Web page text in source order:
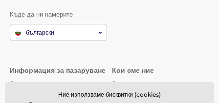
Къде да ни намерите
български
Информация за пазаруване
Общи условия
Кои сме ние
За нас
Контактни данни
Ние използваме бисквитки (cookies)